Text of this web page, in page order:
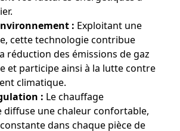
: Exploitant une
cette technologie contribue
réduction des émissions de gaz
et participe ainsi à la lutte contre
climatique.
: Le chauffage
une chaleur confortable,
dans chaque pièce de